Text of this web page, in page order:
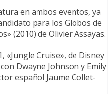
en ambos eventos, ya
para los Globos de
(2010) de Olivier Assayas.
«Jungle Cruise», de Disney
Dwayne Johnson y Emily
español Jaume Collet-